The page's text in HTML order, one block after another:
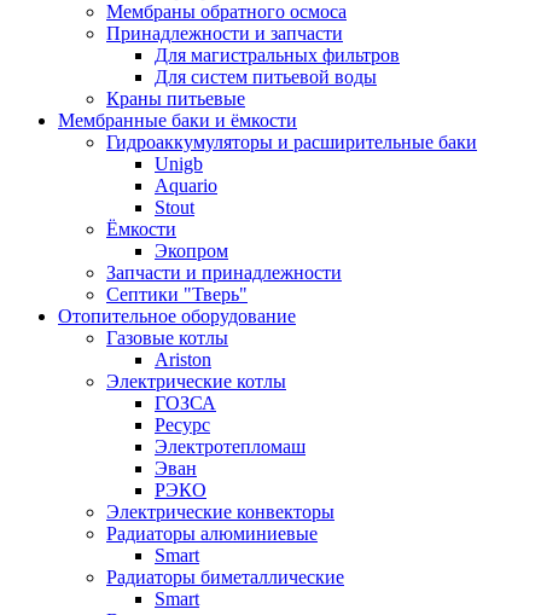
Мембраны обратного осмоса
Принадлежности и запчасти
Для магистральных фильтров
Для систем питьевой воды
Краны питьевые
Мембранные баки и ёмкости
Гидроаккумуляторы и расширительные баки
Unigb
Aquario
Stout
Ёмкости
Экопром
Запчасти и принадлежности
Септики "Тверь"
Отопительное оборудование
Газовые котлы
Ariston
Электрические котлы
ГОЗСА
Ресурс
Электротепломаш
Эван
РЭКО
Электрические конвекторы
Радиаторы алюминиевые
Smart
Радиаторы биметаллические
Smart